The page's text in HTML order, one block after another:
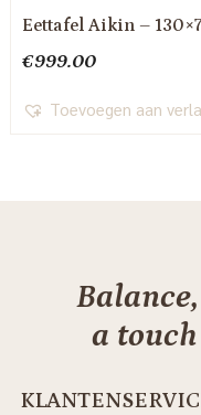
Eettafel Aikin –
€999.00
Toevoegen aan
Balance,
a